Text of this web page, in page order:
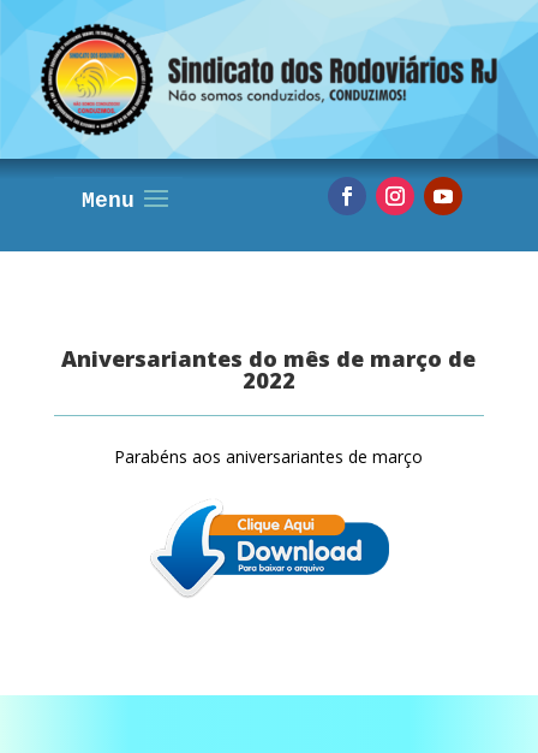
Aniversariantes do mês de março de
2022
Parabéns aos aniversariantes de março